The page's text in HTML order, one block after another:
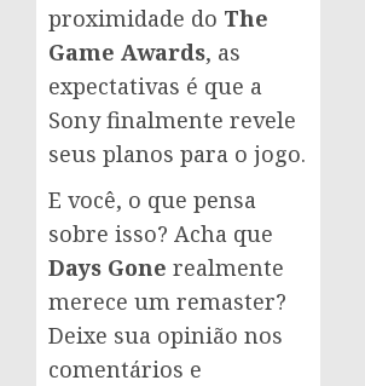
proximidade do The
Game Awards, as
expectativas é que a
Sony finalmente revele
seus planos para o jogo.
E você, o que pensa
sobre isso? Acha que
Days Gone realmente
merece um remaster?
Deixe sua opinião nos
comentários e